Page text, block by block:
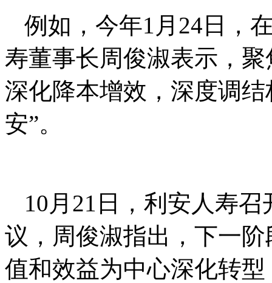
例如，今年1月24日，
寿董事长周俊淑表示，
深化降本增效，深度调
安”。
10月21日，利安人寿
议，周俊淑指出，下一
值和效益为中心深化转